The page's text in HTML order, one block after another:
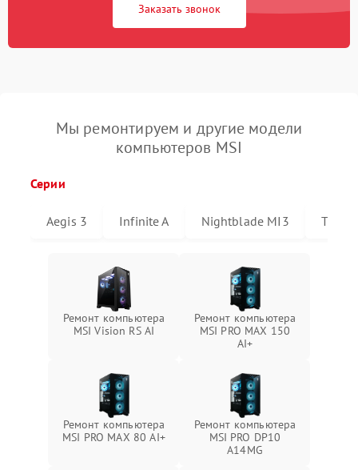
Заказать звонок
Мы ремонтируем и другие модели
компьютеров MSI
Серии
Aegis 3 Infinite A Nightblade MI3
Ремонт компьютера
MSI Vision RS AI
Ремонт компьютера
MSI PRO MAX 150
AI+
Ремонт компьютера
MSI PRO MAX 80 AI+
Ремонт компьютера
MSI PRO DP10
A14MG